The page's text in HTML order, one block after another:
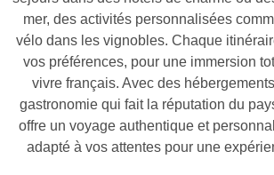
mer, des activités personnalisées
vélo dans les vignobles. Chaque
vos préférences, pour une immersion
vivre français. Avec des
gastronomie qui fait la réputation du
offre un voyage authentique et
adapté à vos attentes pour une